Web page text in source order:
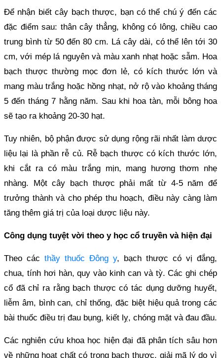
Để nhận biết cây bạch thược, bạn có thể chú ý đến các
đặc điểm sau: thân cây thẳng, không có lông, chiều cao
trung bình từ 50 đến 80 cm. Lá cây dài, có thể lên tới 30
cm, với mép lá nguyên và màu xanh nhạt hoặc sẫm. Hoa
bạch thược thường mọc đơn lẻ, có kích thước lớn và
mang màu trắng hoặc hồng nhạt, nở rộ vào khoảng tháng
5 đến tháng 7 hằng năm. Sau khi hoa tàn, mỗi bông hoa
sẽ tạo ra khoảng 20-30 hạt.
Tuy nhiên, bộ phận được sử dụng rộng rãi nhất làm dược
liệu lại là phần rễ củ. Rễ bạch thược có kích thước lớn,
khi cắt ra có màu trắng mịn, mang hương thơm nhẹ
nhàng. Một cây bạch thược phải mất từ 4-5 năm để
trưởng thành và cho phép thu hoạch, điều này càng làm
tăng thêm giá trị của loại dược liệu này.
Công dụng tuyệt vời theo y học cổ truyền và hiện đại
Theo các thầy thuốc Đông y, bạch thược có vị đắng,
chua, tính hơi hàn, quy vào kinh can và tỳ. Các ghi chép
cổ đã chỉ ra rằng bạch thược có tác dụng dưỡng huyết,
liễm âm, bình can, chỉ thống, đặc biệt hiệu quả trong các
bài thuốc điều trị đau bụng, kiết lỵ, chóng mặt và đau đầu.
Các nghiên cứu khoa học hiện đại đã phân tích sâu hơn
về những hoạt chất có trong bạch thược, giải mã lý do vì